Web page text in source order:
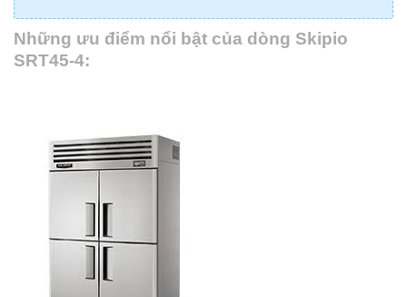
Những ưu điểm nổi bật của dòng Skipio
SRT45-4: